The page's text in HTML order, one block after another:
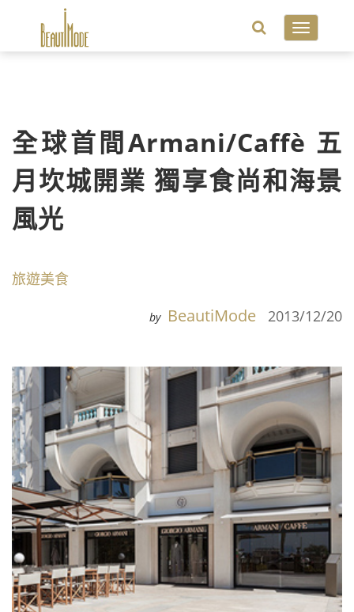
Toggle
全球首間Armani/Caffè 五
月坎城開業 獨享食尚和海景
風光
旅遊美食
by BeautiMode 2013/12/20